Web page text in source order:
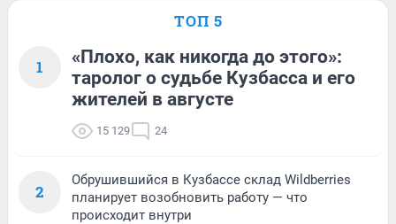
ТОП 5
1
«Плохо, как никогда до этого»:
таролог о судьбе Кузбасса и его
жителей в августе
15 129 24
2
Обрушившийся в Кузбассе склад Wildberries
планирует возобновить работу — что
происходит внутри